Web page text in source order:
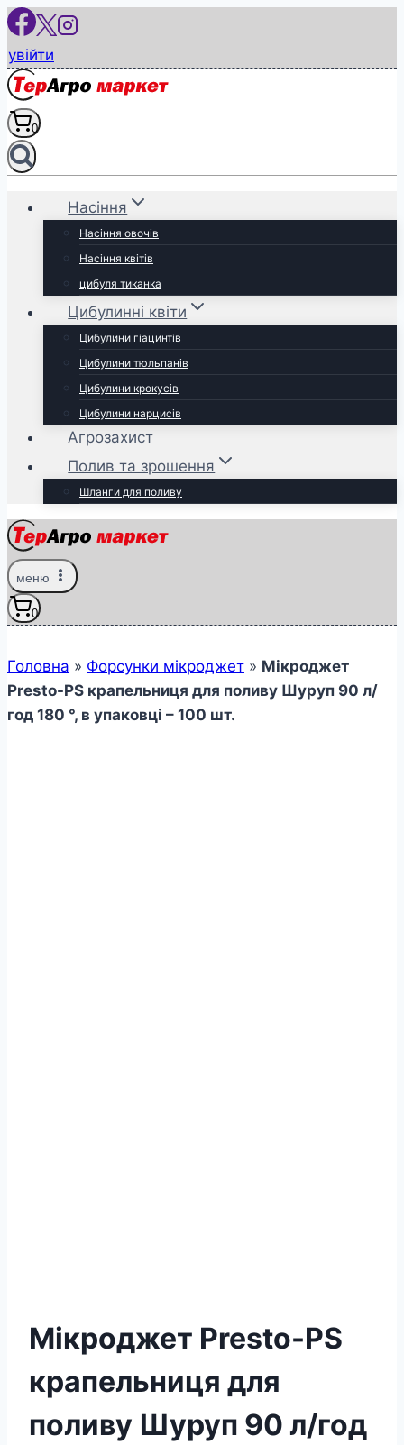
Перейти
вмісту
увійти
0
Насіння
Насіння овочів
Насіння квітів
цибуля тиканка
Цибулинні квіти
Цибулини гіацинтів
Цибулини тюльпанів
Цибулини крокусів
Цибулини нарцисів
Агрозахист
Полив та зрошення
Шланги для поливу
меню
0
Головна » Форсунки мікроджет » Мікроджет
Presto-PS крапельниця для поливу Шуруп 90 л/
год 180 °, в упаковці – 100 шт.
Мікроджет Presto-PS
крапельниця для
поливу Шуруп 90 л/год